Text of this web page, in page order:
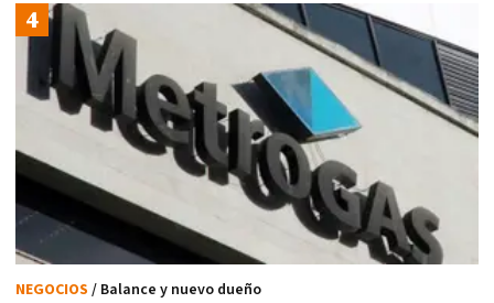
NEGOCIOS / Balance y nuevo dueño